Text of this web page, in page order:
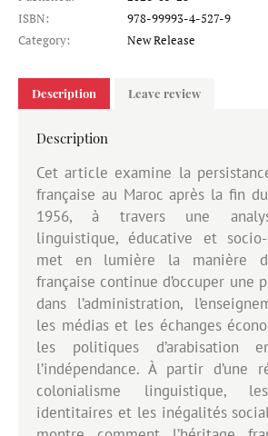
ISBN:
978-99993-4-527-9
Category:
New Release
Description Leave review
Description
Cet article examine la
française au Maroc après la fin
1956, à travers une
linguistique, éducative et
met en lumière la manière
française continue d’occuper une
dans l’administration,
les médias et les échanges
les politiques d’arabisation
l’indépendance. À partir d’une
colonialisme linguistique,
identitaires et les inégalités